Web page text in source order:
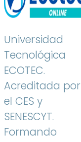
Universidad
Tecnológica
ECOTEC.
Acreditada por
el CES y
SENESCYT.
Formando